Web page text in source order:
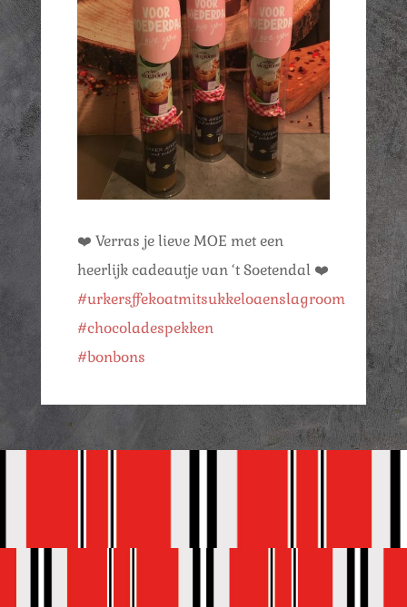
❤️ Verras je lieve MOE met een
heerlijk cadeautje van ‘t Soetendal ❤️
#urkersffekoatmitsukkeloaenslagroom
#chocoladespekken
#bonbons